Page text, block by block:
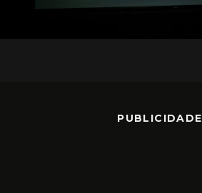
PUBLICIDADE